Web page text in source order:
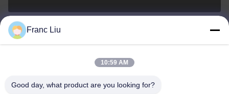
sales09@vdbattery.com
Franc Liu
10:59 AM
Good day, what product are you looking for?